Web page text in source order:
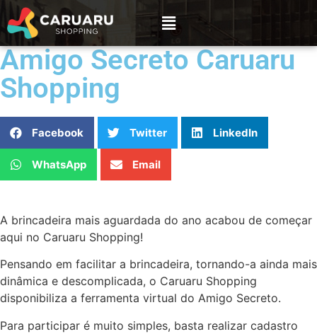
Amigo Secreto Caruaru
Shopping
Facebook Twitter LinkedIn
WhatsApp Email
A brincadeira mais aguardada do ano acabou de começar
aqui no Caruaru Shopping!
Pensando em facilitar a brincadeira, tornando-a ainda mais
dinâmica e descomplicada, o Caruaru Shopping
disponibiliza a ferramenta virtual do Amigo Secreto.
Para participar é muito simples, basta realizar cadastro